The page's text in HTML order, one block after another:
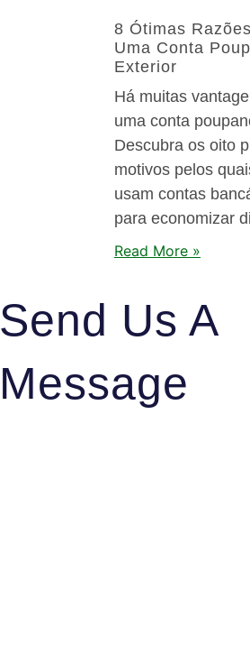
8 Ótimas
Uma Conta
Exterior
Há muitas
uma conta
Descubra os oito
motivos pelos
usam contas
para economizar
Read More »
Send Us A
Message